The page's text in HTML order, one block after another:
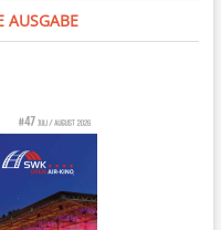
AUSGABE